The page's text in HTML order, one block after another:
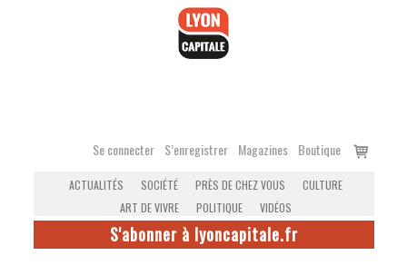
Se connecter S’enregistrer Magazines Boutique
Voir
ACTUALITÉS SOCIÉTÉ PRÈS DE CHEZ VOUS
CULTURE
ART DE VIVRE
POLITIQUE VIDÉOS
S'abonner à lyoncapitale.fr